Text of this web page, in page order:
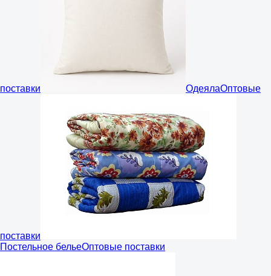
поставки ОдеялаОптовые
поставки
Постельное бельеОптовые поставки